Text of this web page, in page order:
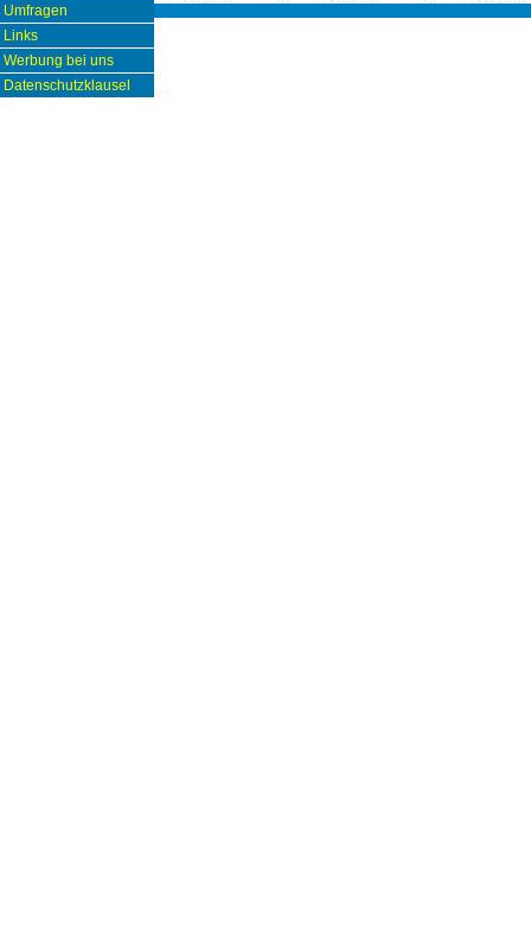
Umfragen
Links
Werbung bei uns
Datenschutzklausel